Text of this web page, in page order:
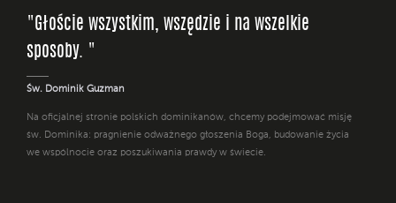
"Głoście wszystkim, wszędzie i na wszelkie
sposoby. "
Św. Dominik Guzman
Na oficjalnej stronie polskich dominikanów, chcemy podejmować misję
św. Dominika: pragnienie odważnego głoszenia Boga, budowanie życia
we wspólnocie oraz poszukiwania prawdy w świecie.